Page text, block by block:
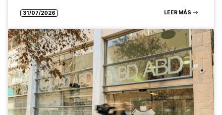
31/07/2026 LEER MÁS